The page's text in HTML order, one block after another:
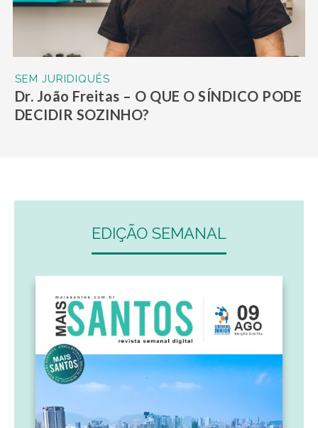
SEM JURIDIQUÊS
Dr. João Freitas – O QUE O SÍNDICO PODE
DECIDIR SOZINHO?
EDIÇÃO SEMANAL